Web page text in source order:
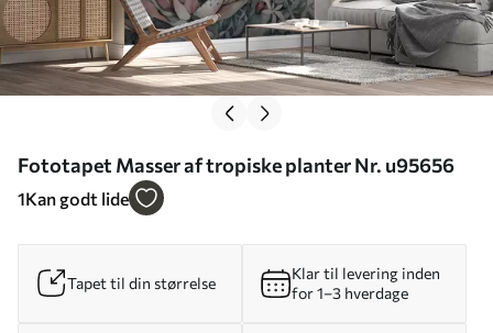
Fototapet Masser af tropiske planter Nr. u95656
1Kan godt lide
Tapet til din størrelse
Klar til levering inden
for 1–3 hverdage